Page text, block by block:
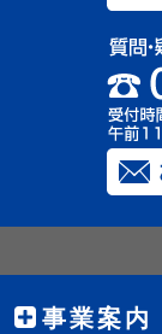
事業案内